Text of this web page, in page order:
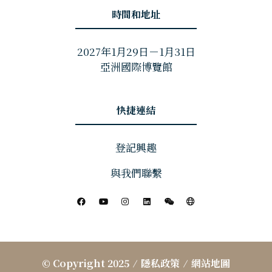
時間和地址
2027年1月29日－1月31日
亞洲國際博覽館
快捷連結
登記興趣
與我們聯繫
© Copyright 2025 隱私政策 網站地圖